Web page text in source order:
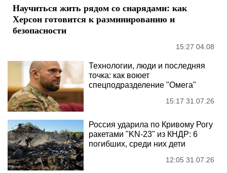
Научиться жить рядом со снарядами: как
Херсон готовится к разминированию и
безопасности
15:27 04.08
Технологии, люди и последняя
точка: как воюет
спецподразделение "Омега"
15:17 31.07.26
Россия ударила по Кривому Рогу
ракетами "KN-23" из КНДР: 6
погибших, среди них дети
12:05 31.07.26